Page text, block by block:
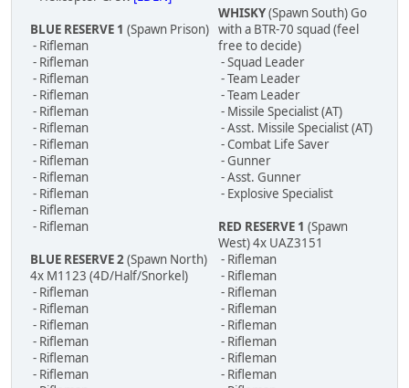
BLUE RESERVE 1 (Spawn Prison)
- Rifleman
- Rifleman
- Rifleman
- Rifleman
- Rifleman
- Rifleman
- Rifleman
- Rifleman
- Rifleman
- Rifleman
- Rifleman
- Rifleman
BLUE RESERVE 2(Spawn North)
4x M1123 (4D/Half/Snorkel)
- Rifleman
- Rifleman
- Rifleman
- Rifleman
- Rifleman
- Rifleman
WHISKY(Spawn South) Go
with a BTR-70 squad (feel
free to decide)
- Squad Leader
- Team Leader
- Team Leader
- Missile Specialist (AT)
- Asst. Missile Specialist (AT)
- Combat Life Saver
- Gunner
- Asst. Gunner
- Explosive Specialist
RED RESERVE 1 (Spawn
West) 4x UAZ3151
- Rifleman
- Rifleman
- Rifleman
- Rifleman
- Rifleman
- Rifleman
- Rifleman
- Rifleman